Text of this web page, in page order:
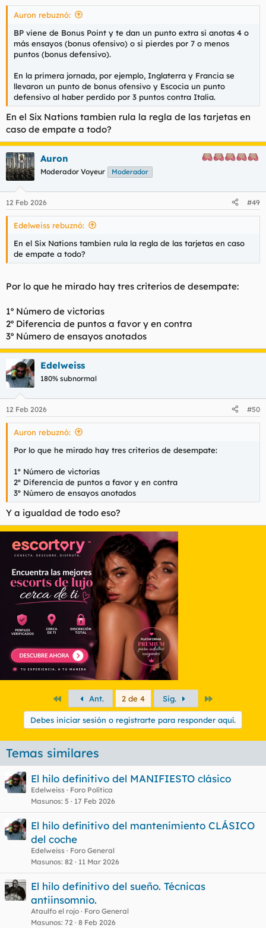
s
Auron rebuznó:
BP viene de Bonus Point y te dan un punto extra si anotas 4 o
más ensayos (bonus ofensivo) o si pierdes por 7 o menos
puntos (bonus defensivo).
En la primera jornada, por ejemplo, Inglaterra y Francia se
llevaron un punto de bonus ofensivo y Escocia un punto
defensivo al haber perdido por 3 puntos contra Italia.
En el Six Nations tambien rula la regla de las tarjetas en
caso de empate a todo?
Auron
Moderador Voyeur Moderador
12 Feb 2026 #49
Edelweiss rebuznó:
En el Six Nations tambien rula la regla de las tarjetas en caso
de empate a todo?
Por lo que he mirado hay tres criterios de desempate:
1º Número de victorias
2º Diferencia de puntos a favor y en contra
3º Número de ensayos anotados
Edelweiss
180% subnormal
12 Feb 2026 #50
Auron rebuznó:
Por lo que he mirado hay tres criterios de desempate:
1º Número de victorias
2º Diferencia de puntos a favor y en contra
3º Número de ensayos anotados
Y a igualdad de todo eso?
PrimeroAnt. 2 de 4 Sig.
Debes iniciar sesión o registrarte para responder aquí.
Temas similares
El hilo definitivo del MANIFIESTO clásico
Edelweiss
Foro Política
Masunos 5 17 Feb 2026
El hilo definitivo del mantenimiento CLÁSICO
del coche
Edelweiss
Foro General
Masunos 82 11 Mar 2026
El hilo definitivo del sueño. Técnicas
antiinsomnio.
Ataulfo el rojo
Foro General
Masunos 72 8 Feb 2026